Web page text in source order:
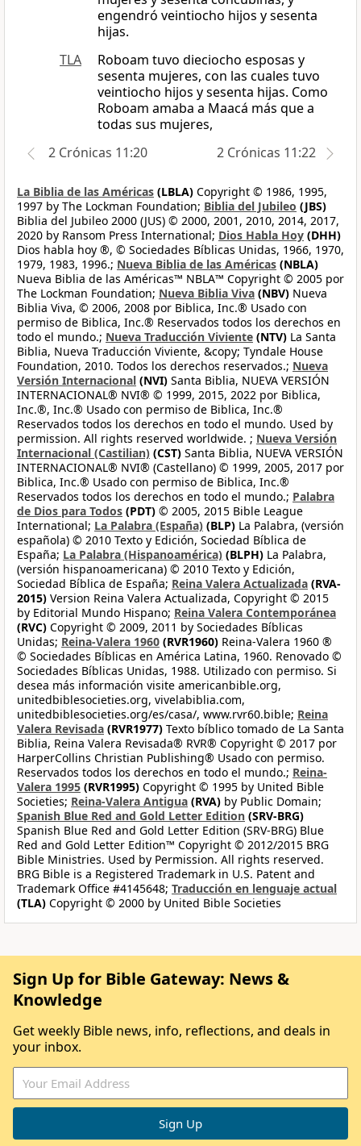
engendró veintiocho hijos y sesenta
hijas.
TLA
Roboam tuvo dieciocho esposas y
sesenta mujeres, con las cuales tuvo
veintiocho hijos y sesenta hijas. Como
Roboam amaba a Maacá más que a
todas sus mujeres,
2 Crónicas 11:20
2 Crónicas 11:22
La Biblia de las Américas (LBLA) Copyright © 1986, 1995,
1997 by The Lockman Foundation; Biblia del Jubileo (JBS)
Biblia del Jubileo 2000 (JUS) © 2000, 2001, 2010, 2014, 2017,
2020 by Ransom Press International; Dios Habla Hoy (DHH)
Dios habla hoy ®, © Sociedades Bíblicas Unidas, 1966, 1970,
1979, 1983, 1996.; Nueva Biblia de las Américas (NBLA)
Nueva Biblia de las Américas™ NBLA™ Copyright © 2005 por
The Lockman Foundation; Nueva Biblia Viva (NBV) Nueva
Biblia Viva, © 2006, 2008 por Biblica, Inc.® Usado con
permiso de Biblica, Inc.® Reservados todos los derechos en
todo el mundo.; Nueva Traducción Viviente (NTV) La Santa
Biblia, Nueva Traducción Viviente, &copy; Tyndale House
Foundation, 2010. Todos los derechos reservados.; Nueva
Versión Internacional (NVI) Santa Biblia, NUEVA VERSIÓN
INTERNACIONAL® NVI® © 1999, 2015, 2022 por Biblica,
Inc.®, Inc.® Usado con permiso de Biblica, Inc.®
Reservados todos los derechos en todo el mundo. Used by
permission. All rights reserved worldwide. ; Nueva Versión
Internacional (Castilian) (CST) Santa Biblia, NUEVA VERSIÓN
INTERNACIONAL® NVI® (Castellano) © 1999, 2005, 2017 por
Biblica, Inc.® Usado con permiso de Biblica, Inc.®
Reservados todos los derechos en todo el mundo.; Palabra
de Dios para Todos (PDT) © 2005, 2015 Bible League
International; La Palabra (España) (BLP) La Palabra, (versión
española) © 2010 Texto y Edición, Sociedad Bíblica de
España; La Palabra (Hispanoamérica) (BLPH) La Palabra,
(versión hispanoamericana) © 2010 Texto y Edición,
Sociedad Bíblica de España; Reina Valera Actualizada (RVA-
2015) Version Reina Valera Actualizada, Copyright © 2015
by Editorial Mundo Hispano; Reina Valera Contemporánea
(RVC) Copyright © 2009, 2011 by Sociedades Bíblicas
Unidas; Reina-Valera 1960 (RVR1960) Reina-Valera 1960 ®
© Sociedades Bíblicas en América Latina, 1960. Renovado ©
Sociedades Bíblicas Unidas, 1988. Utilizado con permiso. Si
desea más información visite americanbible.org,
unitedbiblesocieties.org, vivelabiblia.com,
unitedbiblesocieties.org/es/casa/, www.rvr60.bible; Reina
Valera Revisada (RVR1977) Texto bíblico tomado de La Santa
Biblia, Reina Valera Revisada® RVR® Copyright © 2017 por
HarperCollins Christian Publishing® Usado con permiso.
Reservados todos los derechos en todo el mundo.; Reina-
Valera 1995 (RVR1995) Copyright © 1995 by United Bible
Societies; Reina-Valera Antigua (RVA) by Public Domain;
Spanish Blue Red and Gold Letter Edition (SRV-BRG)
Spanish Blue Red and Gold Letter Edition (SRV-BRG) Blue
Red and Gold Letter Edition™ Copyright © 2012/2015 BRG
Bible Ministries. Used by Permission. All rights reserved.
BRG Bible is a Registered Trademark in U.S. Patent and
Trademark Office #4145648; Traducción en lenguaje actual
(TLA) Copyright © 2000 by United Bible Societies
Sign Up for Bible Gateway: News &
Knowledge
Get weekly Bible news, info, reflections, and deals in
your inbox.